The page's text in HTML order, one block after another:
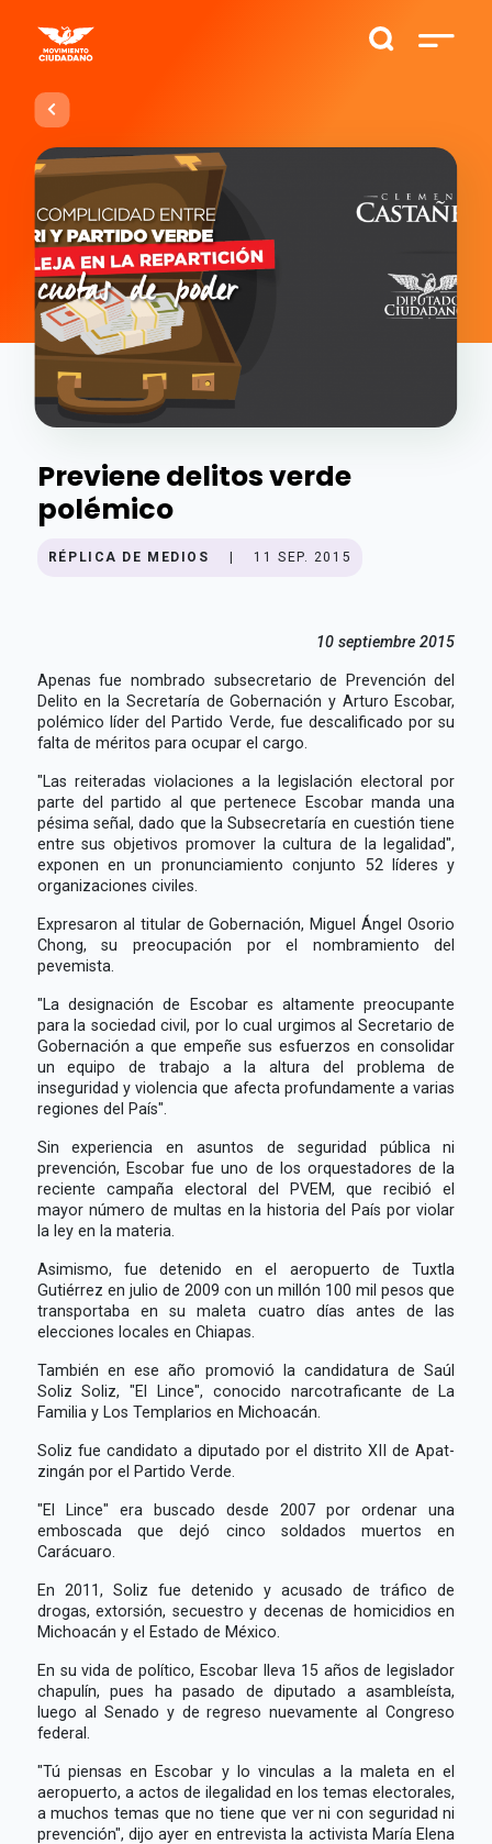
Previene delitos verde
polémico
RÉPLICA DE MEDIOS 11 SEP. 2015
10 septiembre 2015
Apenas fue nombrado subsecretario de Prevención del
Delito en la Secretaría de Gobernación y Arturo Escobar,
polémico líder del Partido Verde, fue descalificado por su
falta de méritos para ocupar el cargo.
"Las reiteradas violaciones a la legislación electoral por
parte del partido al que pertenece Escobar manda una
pésima señal, dado que la Subsecretaría en cuestión tiene
entre sus objetivos promover la cultura de la legalidad",
exponen en un pronunciamiento conjunto 52 líderes y
organizaciones civiles.
Expresaron al titular de Gobernación, Miguel Ángel Osorio
Chong, su preocupación por el nombramiento del
pevemista.
"La designación de Escobar es altamente preocupante
para la sociedad civil, por lo cual urgimos al Secretario de
Gobernación a que empeñe sus esfuerzos en consolidar
un equipo de trabajo a la altura del problema de
inseguridad y violencia que afecta profundamente a varias
regiones del País".
Sin experiencia en asuntos de seguridad pública ni
prevención, Escobar fue uno de los orquestadores de la
reciente campaña electoral del PVEM, que recibió el
mayor número de multas en la historia del País por violar
la ley en la materia.
Asimismo, fue detenido en el aeropuerto de Tuxtla
Gutiérrez en julio de 2009 con un millón 100 mil pesos que
transportaba en su maleta cuatro días antes de las
elecciones locales en Chiapas.
También en ese año promovió la candidatura de Saúl
Soliz Soliz, "El Lince", conocido narcotraficante de La
Familia y Los Templarios en Michoacán.
Soliz fue candidato a diputado por el distrito XII de Apat-
zingán por el Partido Verde.
"El Lince" era buscado desde 2007 por ordenar una
emboscada que dejó cinco soldados muertos en
Carácuaro.
En 2011, Soliz fue detenido y acusado de tráfico de
drogas, extorsión, secuestro y decenas de homicidios en
Michoacán y el Estado de México.
En su vida de político, Escobar lleva 15 años de legislador
chapulín, pues ha pasado de diputado a asambleísta,
luego al Senado y de regreso nuevamente al Congreso
federal.
"Tú piensas en Escobar y lo vinculas a la maleta en el
aeropuerto, a actos de ilegalidad en los temas electorales,
a muchos temas que no tiene que ver ni con seguridad ni
prevención", dijo ayer en entrevista la activista María Elena